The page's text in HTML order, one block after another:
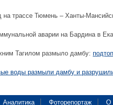
на трассе Тюмень – Ханты-
аварии на Бардина в
Тагилом размыло дамбу:
воды размыли дамбу и
Аналитика Фоторепортаж О